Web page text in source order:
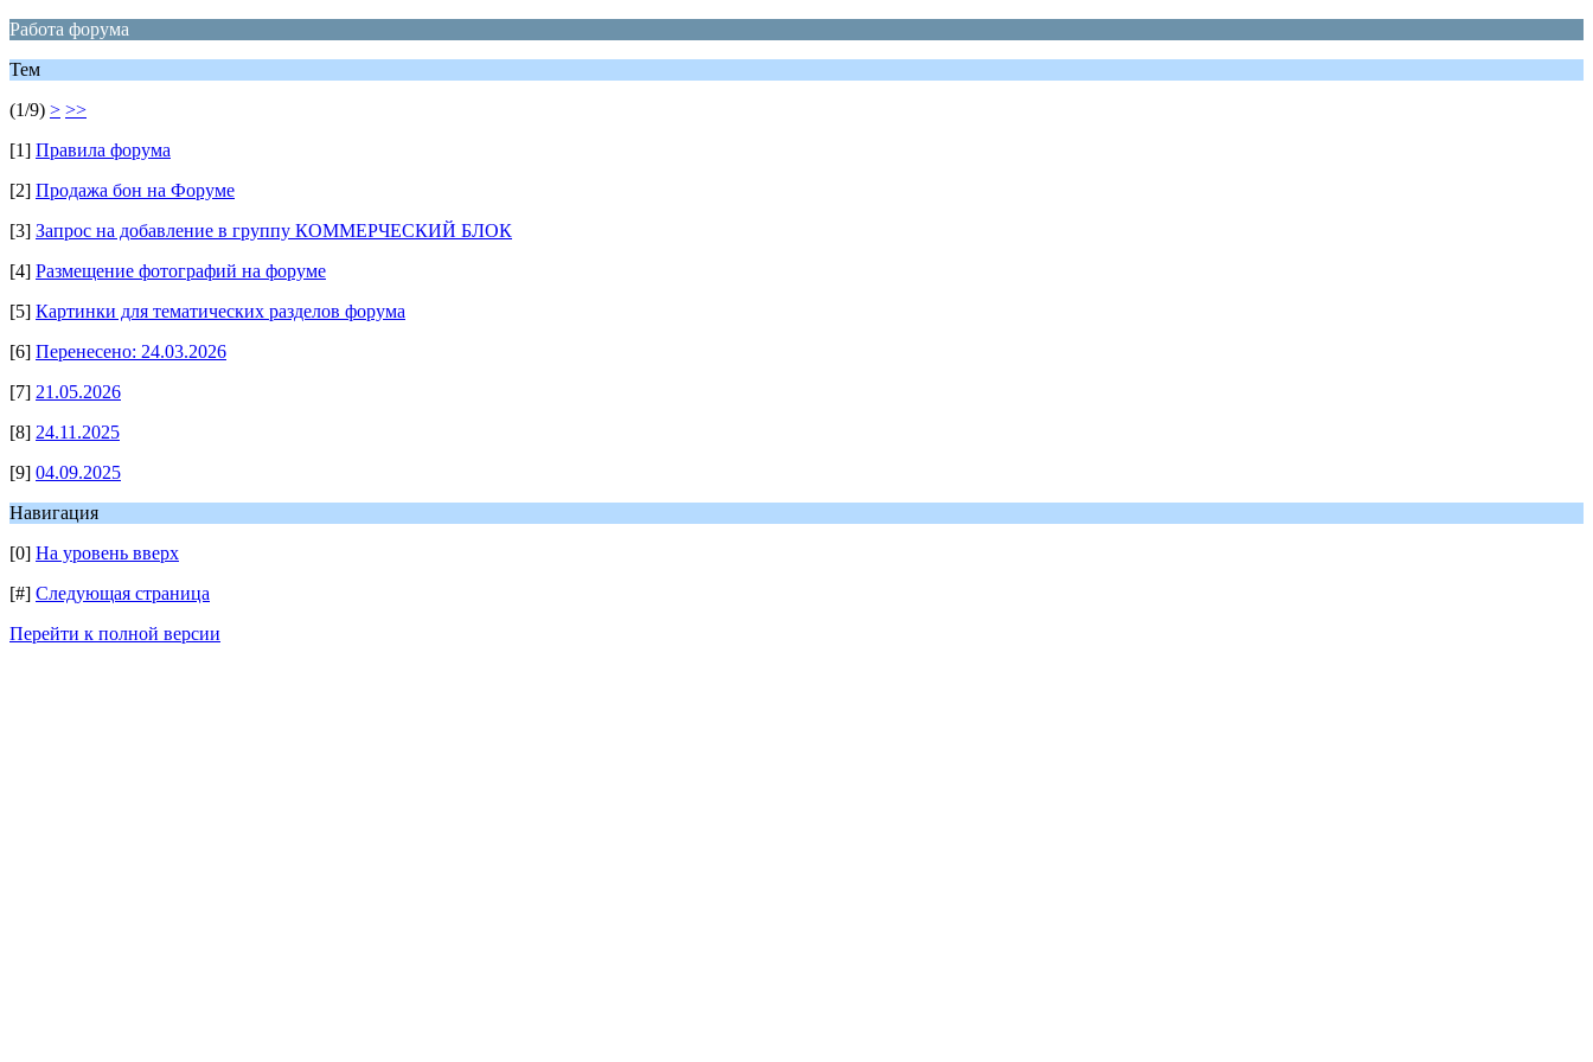
Работа форума
Тем
(1/9) > >>
[1] Правила форума
[2] Продажа бон на Форуме
[3] Запрос на добавление в группу КОММЕРЧЕСКИЙ БЛОК
[4] Размещение фотографий на форуме
[5] Картинки для тематических разделов форума
[6] Перенесено: 24.03.2026
[7] 21.05.2026
[8] 24.11.2025
[9] 04.09.2025
Навигация
[0] На уровень вверх
[#] Следующая страница
Перейти к полной версии